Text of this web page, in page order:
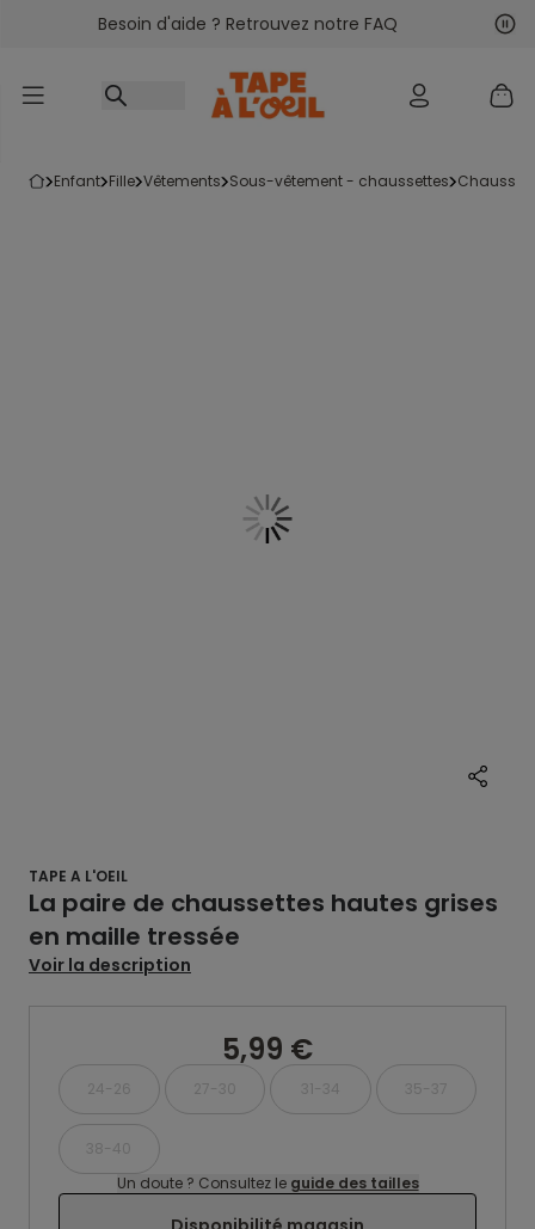
Accéder au contenu
Besoin d'aide ? Retrouvez notre FAQ
enfant fille vêtements sous-vêtement - chaussettes
TAPE A L'OEIL
La paire de chaussettes hautes grises
en maille tressée
Voir la description
5,99 €
24-26 27-30 31-34 35-37
38-40
Un doute ? Consultez le guide des tailles